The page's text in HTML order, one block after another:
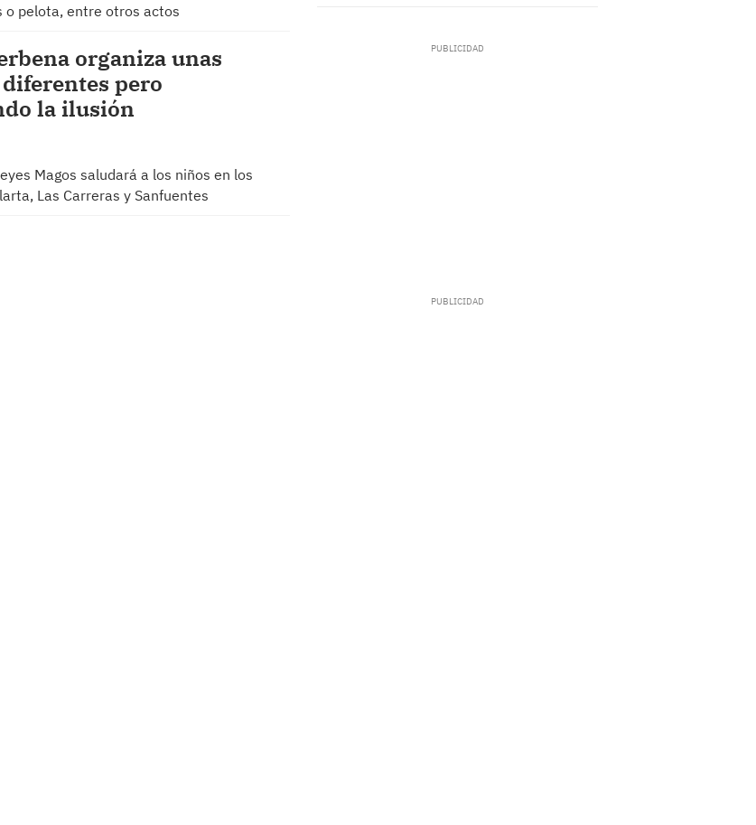
o pelota, entre otros actos
organiza unas
pero
la ilusión
Magos saludará a los niños en los
Las Carreras y Sanfuentes